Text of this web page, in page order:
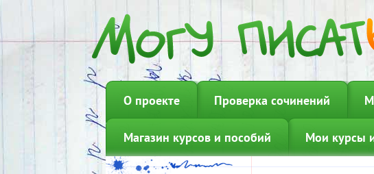
О проекте Проверка сочинений
Магазин курсов и пособий Мои курсы